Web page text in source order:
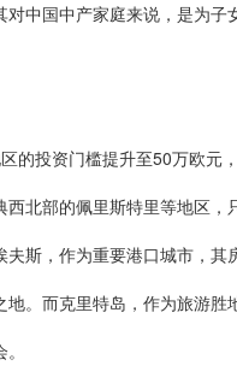
对中国中产家庭来说，是为子
的投资门槛提升至50万欧元
西北部的佩里斯特里等地区，
夫斯，作为重要港口城市，其
地。而克里特岛，作为旅游胜